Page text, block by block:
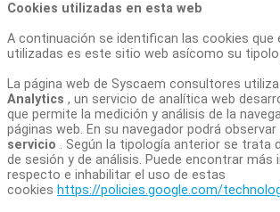
Cookies utilizadas en esta web
A continuación se identifican las cookies que
utilizadas es este sitio web asícomo su
La página web de Syscaem consultores utiliza
Analytics , un servicio de analítica web
que permite la medición y análisis de la
páginas web. En su navegador podrá observar
servicio . Según la tipología anterior se trata
de sesión y de análisis. Puede encontrar más
respecto e inhabilitar el uso de estas
cookies https://policies.google.com/